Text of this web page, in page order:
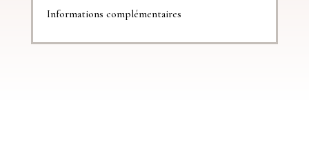
Informations complémentaires